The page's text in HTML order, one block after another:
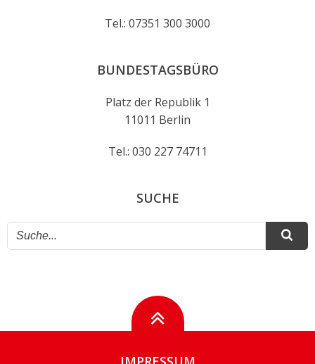
Tel.: 07351 300 3000
BUNDESTAGSBÜRO
Platz der Republik 1
11011 Berlin
Tel.: 030 227 74711
SUCHE